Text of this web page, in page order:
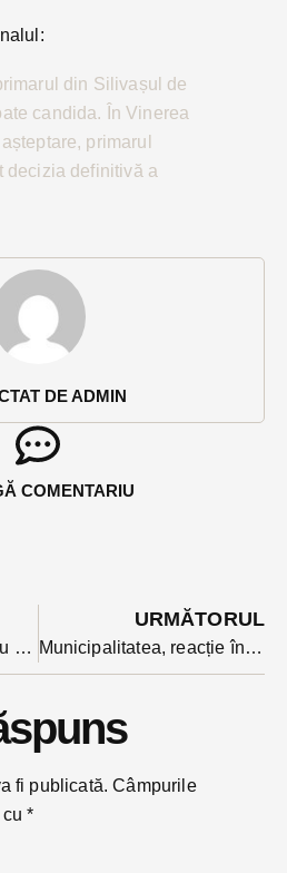
DE ADMIN
COMENTARIU
din Silivașul de
candida. În Vinerea
primarul
decizia definitivă a
Comuna Leșu are centru medical finanțat prin CNI. Inaugurarea a avut loc în prezența a doi deputați
URMĂTORUL
Municipalitatea, reacție în cazul copilului care s-a accidentat în Parcul Municipal: ”nu a fost impactat în niciun fel de trenuleț”
fi publicată. Câmpurile
cu*